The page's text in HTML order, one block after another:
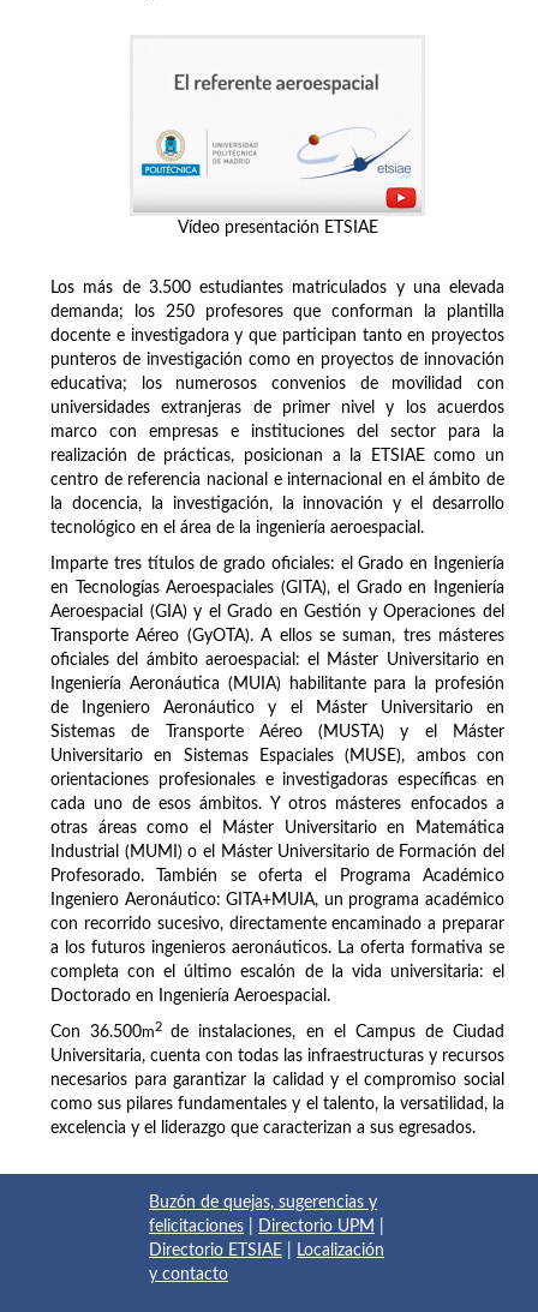
Vídeo presentación ETSIAE
Los más de 3.500 estudiantes matriculados y una elevada
demanda; los 250 profesores que conforman la plantilla
docente e investigadora y que participan tanto en proyectos
punteros de investigación como en proyectos de innovación
educativa; los numerosos convenios de movilidad con
universidades extranjeras de primer nivel y los acuerdos
marco con empresas e instituciones del sector para la
realización de prácticas, posicionan a la ETSIAE como un
centro de referencia nacional e internacional en el ámbito de
la docencia, la investigación, la innovación y el desarrollo
tecnológico en el área de la ingeniería aeroespacial.
Imparte tres títulos de grado oficiales: el Grado en Ingeniería
en Tecnologías Aeroespaciales (GITA), el Grado en Ingeniería
Aeroespacial (GIA) y el Grado en Gestión y Operaciones del
Transporte Aéreo (GyOTA). A ellos se suman, tres másteres
oficiales del ámbito aeroespacial: el Máster Universitario en
Ingeniería Aeronáutica (MUIA) habilitante para la profesión
de Ingeniero Aeronáutico y el Máster Universitario en
Sistemas de Transporte Aéreo (MUSTA) y el Máster
Universitario en Sistemas Espaciales (MUSE), ambos con
orientaciones profesionales e investigadoras específicas en
cada uno de esos ámbitos. Y otros másteres enfocados a
otras áreas como el Máster Universitario en Matemática
Industrial (MUMI) o el Máster Universitario de Formación del
Profesorado. También se oferta el Programa Académico
Ingeniero Aeronáutico: GITA+MUIA, un programa académico
con recorrido sucesivo, directamente encaminado a preparar
a los futuros ingenieros aeronáuticos. La oferta formativa se
completa con el último escalón de la vida universitaria: el
Doctorado en Ingeniería Aeroespacial.
Con 36.500m2
de instalaciones, en el Campus de Ciudad
Universitaria, cuenta con todas las infraestructuras y recursos
necesarios para garantizar la calidad y el compromiso social
como sus pilares fundamentales y el talento, la versatilidad, la
excelencia y el liderazgo que caracterizan a sus egresados.
Buzón de quejas, sugerencias y
felicitaciones
Directorio UPM
Directorio ETSIAE
Localización
y contacto